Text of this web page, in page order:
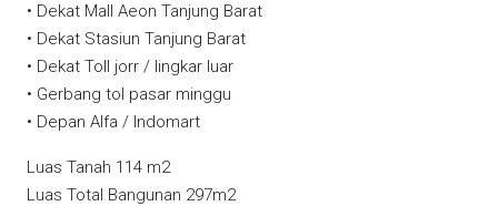
• Dekat Mall Aeon Tanjung Barat
• Dekat Stasiun Tanjung Barat
• Dekat Toll jorr / lingkar luar
• Gerbang tol pasar minggu
• Depan Alfa / Indomart
Luas Tanah 114 m2
Luas Total Bangunan 297m2